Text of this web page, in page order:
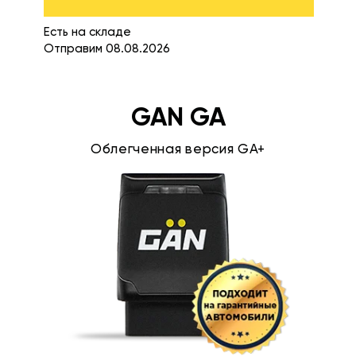
Есть на складе
Отправим 08.08.2026
GAN GA
Облегченная версия GA+